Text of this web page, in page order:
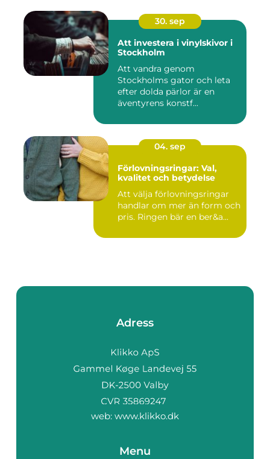
30. sep
Att investera i vinylskivor i
Stockholm
Att vandra genom
Stockholms gator och leta
efter dolda pärlor är en
äventyrens konstf...
04. sep
Förlovningsringar: Val,
kvalitet och betydelse
Att välja förlovningsringar
handlar om mer än form och
pris. Ringen bär en ber&a...
Adress
web: www.klikko.dk
Menu